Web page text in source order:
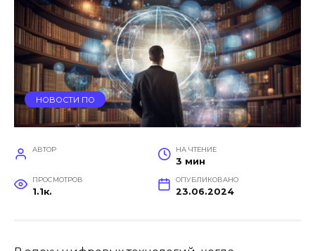
НОВОСТИ ПО
АВТОР НА ЧТЕНИЕ
3 мин
ПРОСМОТРОВ
1.1к.
ОПУБЛИКОВАНО
23.06.2024